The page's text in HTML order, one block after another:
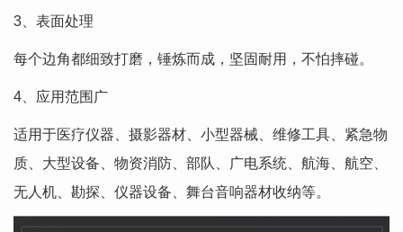
3、表面处理
每个边角都细致打磨，锤炼而成，坚固耐用，不怕摔碰。
4、应用范围广
适用于医疗仪器、摄影器材、小型器械、维修工具、紧急物
质、大型设备、物资消防、部队、广电系统、航海、航空、
无人机、勘探、仪器设备、舞台音响器材收纳等。